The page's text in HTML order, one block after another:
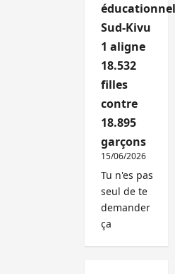
Sud-Kivu
1 aligne
18.532
filles
contre
18.895
garçons
15/06/2026
Tu n'es pas
seul de te
demander
ça